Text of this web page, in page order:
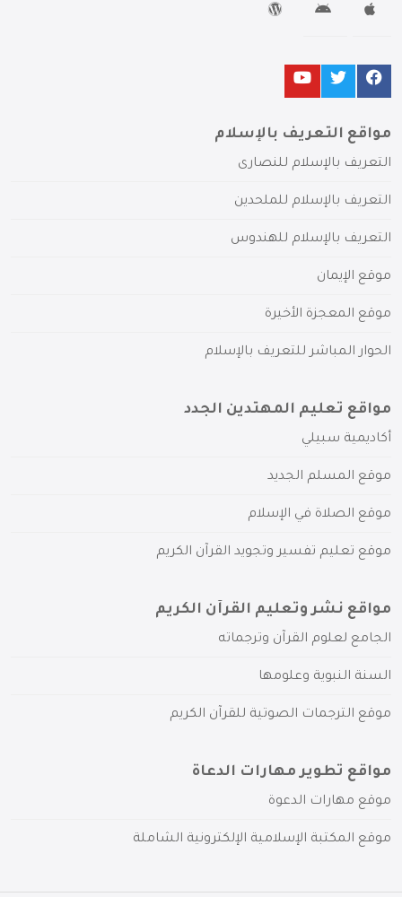
مواقع التعريف بالإسلام
التعريف بالإسلام للنصارى
التعريف بالإسلام للملحدين
التعريف بالإسلام للهندوس
موقع الإيمان
موقع المعجزة الأخيرة
الحوار المباشر للتعريف بالإسلام
مواقع تعليم المهتدين الجدد
أكاديمية سبيلي
موقع المسلم الجديد
موقع الصلاة في الإسلام
موقع تعليم تفسير وتجويد القرآن الكريم
مواقع نشر وتعليم القرآن الكريم
الجامع لعلوم القرآن وترجماته
السنة النبوية وعلومها
موقع الترجمات الصوتية للقرآن الكريم
مواقع تطوير مهارات الدعاة
موقع مهارات الدعوة
موقع المكتبة الإسلامية الإلكترونية الشاملة